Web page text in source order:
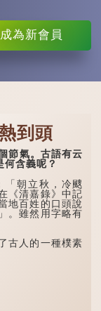
成為新會員
到頭
氣。古語有云
何含義呢？
朝立秋，冷颼
《清嘉錄》中記
地百姓的口頭說
。雖然用字略有
人的一種樸素